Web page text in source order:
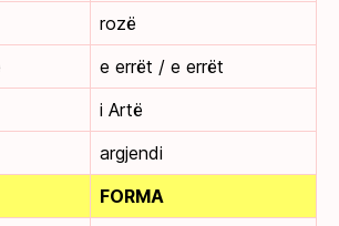
rozë
e errët / e errët
i Artë
argjendi
FORMA